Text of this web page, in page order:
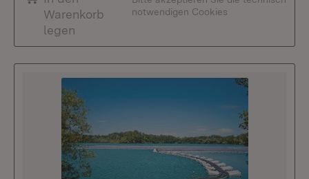
Warenkorb
legen
notwendigen Cookies